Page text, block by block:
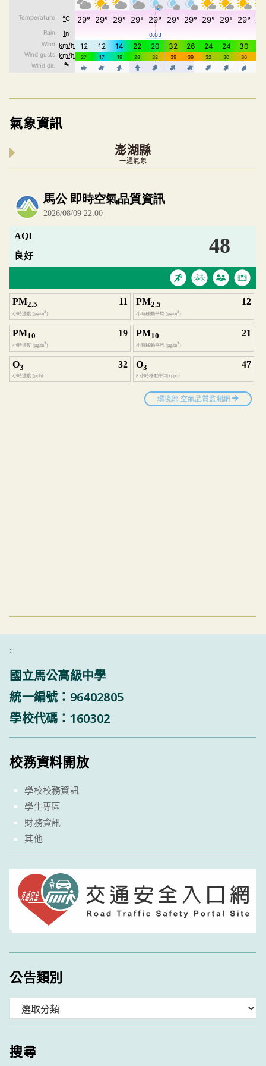
氣象資訊
澎湖縣
一週氣象
內嵌空氣品質小工具為視覺預覽，完整即時空
:::
國立馬公高級中學
統一編號：96402805
學校代碼：160302
校務資料開放
學校校務資訊
學生專區
財務資訊
其他
公告類別
類
搜尋